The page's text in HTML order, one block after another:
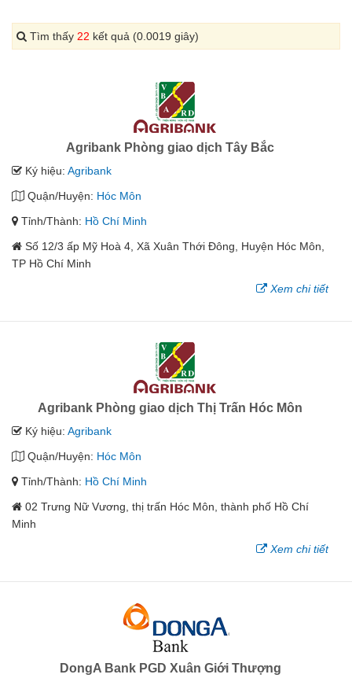
Tìm thấy 22 kết quả (0.0019 giây)
Agribank Phòng giao dịch Tây Bắc
Ký hiệu: Agribank
Quận/Huyện: Hóc Môn
Tỉnh/Thành: Hồ Chí Minh
Số 12/3 ấp Mỹ Hoà 4, Xã Xuân Thới Đông, Huyện Hóc Môn,
TP Hồ Chí Minh
Xem chi tiết
Agribank Phòng giao dịch Thị Trấn Hóc Môn
Ký hiệu: Agribank
Quận/Huyện: Hóc Môn
Tỉnh/Thành: Hồ Chí Minh
02 Trưng Nữ Vương, thị trấn Hóc Môn, thành phố Hồ Chí
Minh
Xem chi tiết
DongA Bank PGD Xuân Giới Thượng